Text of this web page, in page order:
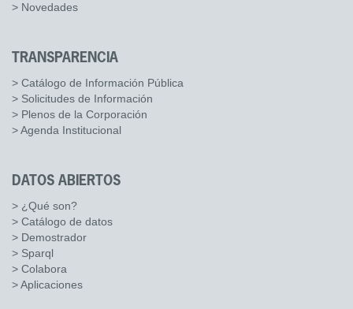
> Novedades
TRANSPARENCIA
> Catálogo de Información Pública
> Solicitudes de Información
> Plenos de la Corporación
> Agenda Institucional
DATOS ABIERTOS
> ¿Qué son?
> Catálogo de datos
> Demostrador
> Sparql
> Colabora
> Aplicaciones